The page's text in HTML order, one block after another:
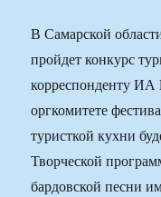
В Самарской
пройдет конкурс
корреспонденту
оргкомитете
туристкой кухни
Творческой
бардовской песни